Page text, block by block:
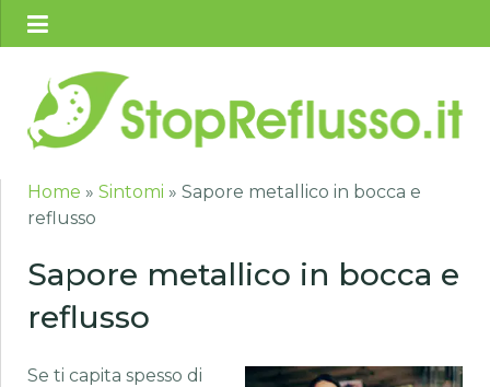
Home » Sintomi » Sapore metallico in bocca e
reflusso
Sapore metallico in bocca e
reflusso
Se ti capita spesso di